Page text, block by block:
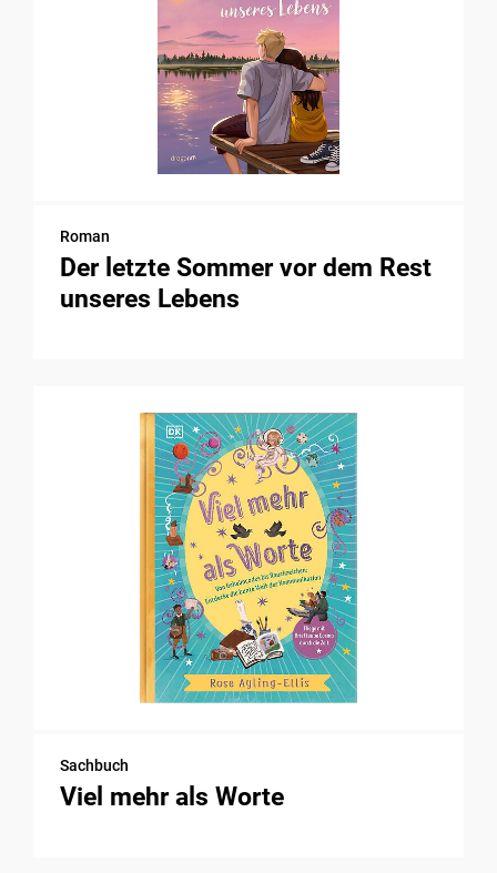
Roman
Der letzte Sommer vor dem Rest
unseres Lebens
Sachbuch
Viel mehr als Worte